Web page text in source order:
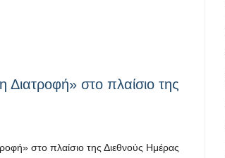
Διατροφή» στο πλαίσιο της
στο πλαίσιο της Διεθνούς Ημέρας